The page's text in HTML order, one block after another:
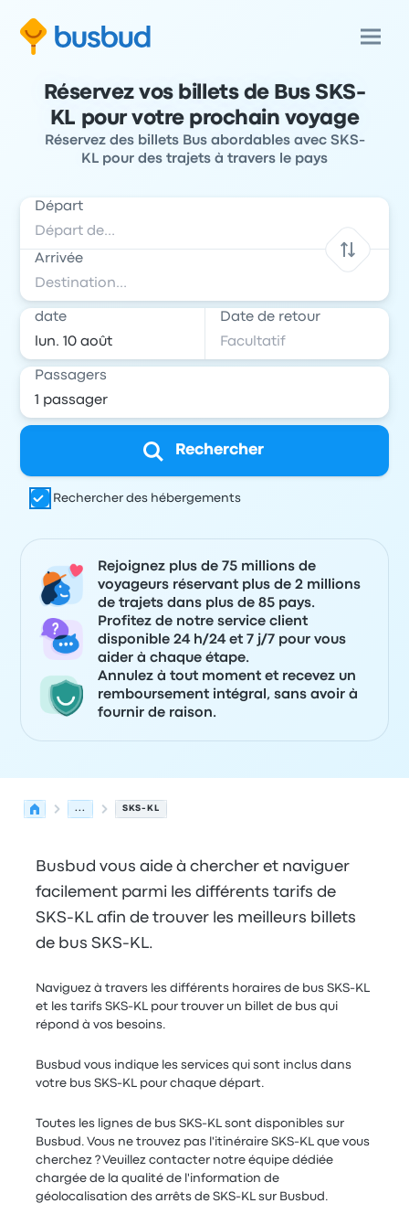
Réservez vos billets de Bus SKS-
KL pour votre prochain voyage
Réservez des billets Bus abordables avec SKS-
KL pour des trajets à travers le pays
Départ
Arrivée
date Date de retour
Passagers
Rechercher
Rechercher des hébergements
Rejoignez plus de 75 millions de
voyageurs réservant plus de 2 millions
de trajets dans plus de 85 pays.
Profitez de notre service client
disponible 24 h/24 et 7 j/7 pour vous
aider à chaque étape.
Annulez à tout moment et recevez un
remboursement intégral, sans avoir à
fournir de raison.
... SKS-KL
Busbud vous aide à chercher et naviguer
facilement parmi les différents tarifs de
SKS-KL afin de trouver les meilleurs billets
de bus SKS-KL.
Naviguez à travers les différents horaires de bus SKS-KL
et les tarifs SKS-KL pour trouver un billet de bus qui
répond à vos besoins.
Busbud vous indique les services qui sont inclus dans
votre bus SKS-KL pour chaque départ.
Toutes les lignes de bus SKS-KL sont disponibles sur
Busbud. Vous ne trouvez pas l'itinéraire SKS-KL que vous
cherchez ? Veuillez contacter notre équipe dédiée
chargée de la qualité de l'information de
géolocalisation des arrêts de SKS-KL sur Busbud.